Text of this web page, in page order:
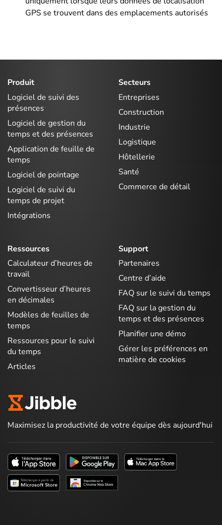
GPS se trouvent dans des emplacements autorisés
Produit
Logiciel de suivi des
présences
Logiciel de gestion du
temps et des présences
Application de feuille de
temps
Logiciel de pointage
Logiciel de suivi du
temps de projet
Intégrations
Secteurs
Entreprises
Construction
Industrie
Logistique
Hôtellerie
Santé
Commerce de détail
Ressources
Calculateur d’heures de
travail
Convertisseur d’heures
en décimales
Modèles de feuilles de
temps
Ressources pour le suivi
du temps
Articles
Support
Partenaires
Centre d’aide
FAQ sur le suivi du temps
FAQ sur la gestion du
temps et des présences
Planifier une démo
Gérer les préférences en
matière de cookies
Maximisez la productivité de votre équipe dès aujourd'hui